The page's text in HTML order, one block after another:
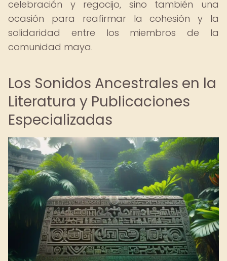
celebración y regocijo, sino también una
ocasión para reafirmar la cohesión y la
solidaridad entre los miembros de la
comunidad maya.
Los Sonidos Ancestrales en la
Literatura y Publicaciones
Especializadas